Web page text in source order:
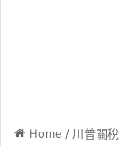
Home / 川普關稅